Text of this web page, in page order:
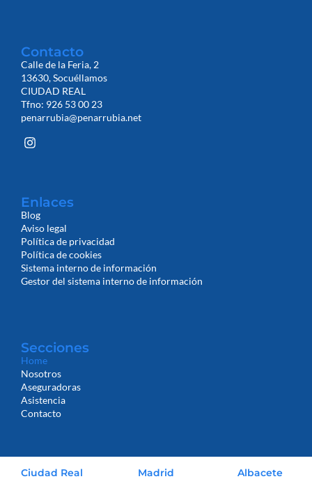
Secciones
Home
Nosotros
Aseguradoras
Asistencia
Contacto
Enlaces
Blog
Aviso legal
Política de privacidad
Política de cookies
Sistema interno de información
Gestor del sistema interno de información
Contacto
Calle de la Feria, 2
13630, Socuéllamos
CIUDAD REAL
Tfno: 926 53 00 23
penarrubia@penarrubia.net
Ciudad Real Madrid Albacete